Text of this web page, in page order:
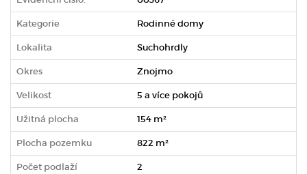
Kategorie Rodinné domy
Lokalita Suchohrdly
Okres Znojmo
Velikost 5 a více pokojů
Užitná plocha 154 m²
Plocha pozemku 822 m²
Počet podlaží 2